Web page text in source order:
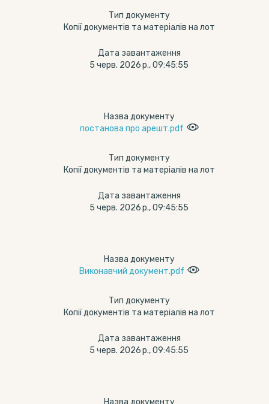
Тип документу
Копії документів та матеріалів на лот
Дата завантаження
5 черв. 2026 р., 09:45:55
Назва документу
постанова про арешт.pdf
Тип документу
Копії документів та матеріалів на лот
Дата завантаження
5 черв. 2026 р., 09:45:55
Назва документу
Виконавчий документ.pdf
Тип документу
Копії документів та матеріалів на лот
Дата завантаження
5 черв. 2026 р., 09:45:55
Назва документу